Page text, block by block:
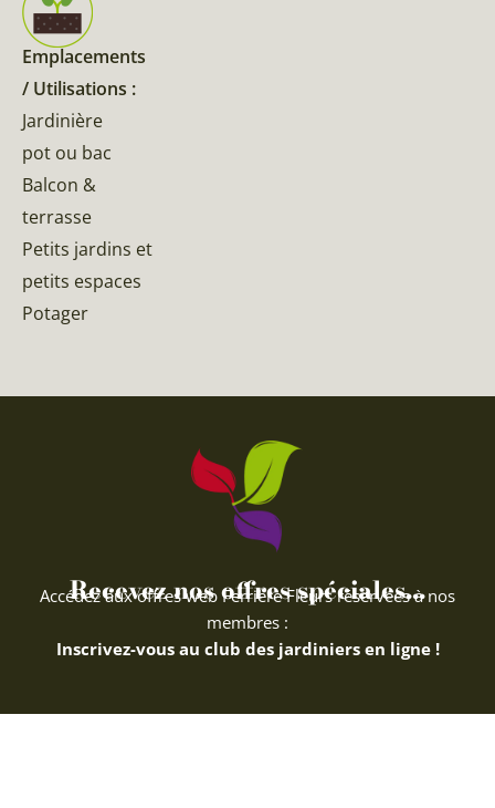
Emplacements
/ Utilisations :
Jardinière
pot ou bac
Balcon &
terrasse
Petits jardins et
petits espaces
Potager
Recevez nos offres spéciales...
Accédez aux offres web Ferriere Fleurs réservées à nos
membres :
Inscrivez-vous au club des jardiniers en ligne !